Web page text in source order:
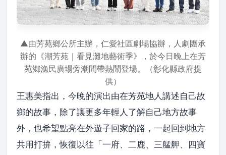
▲由芳苑鄉公所主辦，仁愛社區劇場協辦，人劇團承
辦的《潮芳苑｜看見灘地藝術季》，於今日晚上在芳
苑鄉漁民廣場旁潮間帶熱鬧登場。（彰化縣政府提
供）
王惠美指出，今晚的演出由在芳苑地人講述自己故
鄉的故事，除了讓更多年輕人了解自己地方故事
外，也希望點亮在外遊子回家的路，一起回到地方
共用打拚，恢復以往「一府、二鹿、三艋舺、四寶